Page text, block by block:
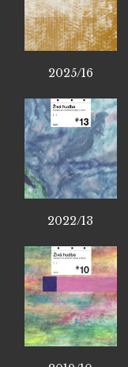
2025/16
2022/13